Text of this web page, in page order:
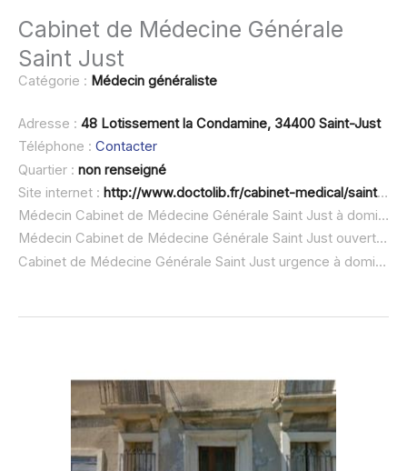
Cabinet de Médecine Générale
Saint Just
Catégorie : Médecin généraliste
Adresse : 48 Lotissement la Condamine, 34400 Saint-Just
Téléphone : Contacter
Quartier : non renseigné
Site internet : http://www.doctolib.fr/cabinet-medical/saint-just/cabinet-de-medecine-generale-saint-just
Médecin Cabinet de Médecine Générale Saint Just à domicile :
Médecin Cabinet de Médecine Générale Saint Just ouvert dimanche :
Cabinet de Médecine Générale Saint Just urgence à domicile ou SOS médecin :